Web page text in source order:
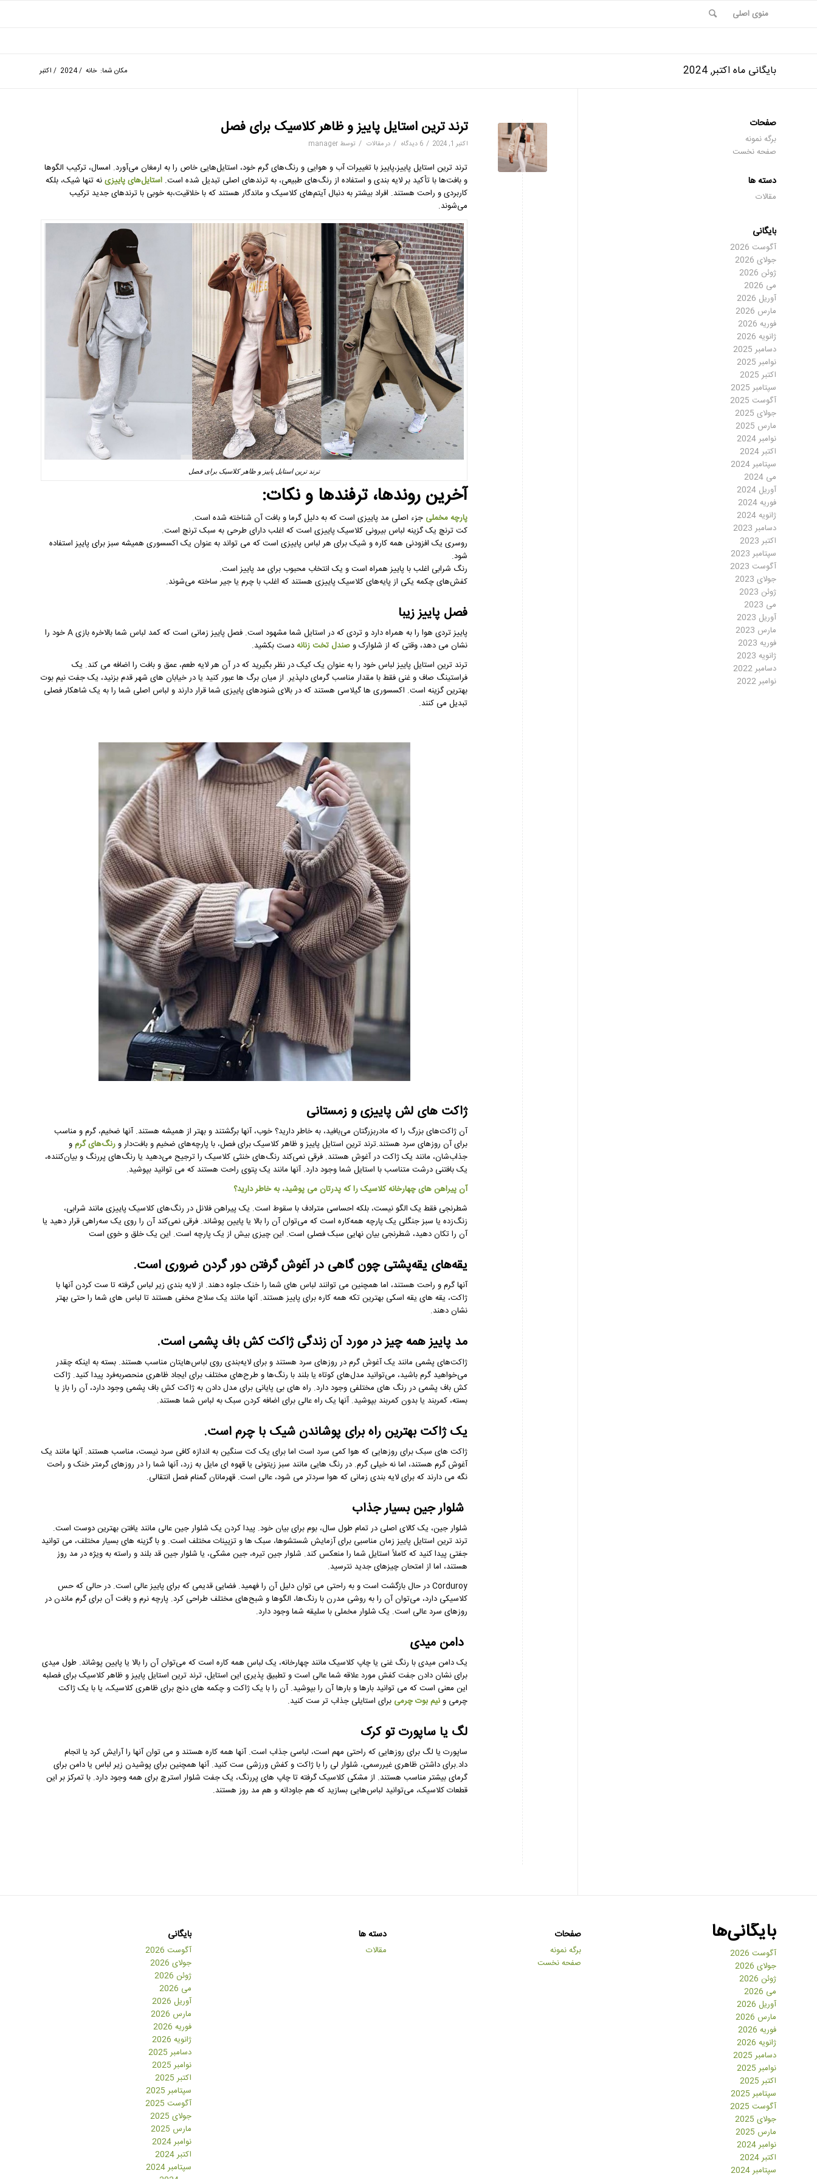
منوی اصلی
بایگانی ماه اکتبر, 2024 مکان شما: خانه /
2024
/ اکتبر
ترند ترین استایل پاییز و ظاهر کلاسیک برای فصل
اکتبر 1, 2024 / 6 دیدگاه / درمقالات / توسط manager
ترند ترین استایل پاییز،پاییز با تغییرات آب‌ و هوایی و رنگ‌های گرم خود، استایل‌هایی خاص را به ارمغان می‌آورد. امسال، ترکیب الگوها
و بافت‌ها با تأکید بر لایه‌ بندی و استفاده از رنگ‌های طبیعی، به ترندهای اصلی تبدیل شده است. استایل‌های پاییزینه‌ تنها شیک، بلکه
کاربردی و راحت هستند. افراد بیشتر به دنبال آیتم‌های کلاسیک و ماندگار هستند که با خلاقیت،به‌ خوبی با ترندهای جدید ترکیب
می‌شوند.
ترند ترین استایل پاییز و ظاهر کلاسیک برای فصل
آخرین روندها، ترفندها و نکات:
پارچه مخملی جزء اصلی مد پاییزی است که به دلیل گرما و بافت آن شناخته شده است.
کت ترنچ یک گزینه لباس بیرونی کلاسیک پاییزی است که اغلب دارای طرحی به سبک ترنچ است.
روسری یک افزودنی همه کاره و شیک برای هر لباس پاییزی است که می تواند به عنوان یک اکسسوری همیشه سبز برای پاییز استفاده
شود.
رنگ شرابی اغلب با پاییز همراه است و یک انتخاب محبوب برای مد پاییز است.
کفش‌های چکمه یکی از پایه‌های کلاسیک پاییزی هستند که اغلب با چرم یا جیر ساخته می‌شوند.
فصل پاییز زیبا
پاییز تردی هوا را به همراه دارد و تردی که در استایل شما مشهود است. فصل پاییز زمانی است که کمد لباس شما بالاخره بازی A خود را
نشان می دهد، وقتی که از شلوارک وصندل تخت زنانهدست بکشید.
ترند ترین استایل پاییز لباس خود را به عنوان یک کیک در نظر بگیرید که در آن هر لایه طعم، عمق و بافت را اضافه می کند. یک
فراستینگ صاف و غنی فقط با مقدار مناسب گرمای دلپذیر. از میان برگ ها عبور کنید یا در خیابان های شهر قدم بزنید، یک جفت نیم بوت
بهترین گزینه است. اکسسوری ها گیلاسی هستند که در بالای شنودهای پاییزی شما قرار دارند و لباس اصلی شما را به یک شاهکار فصلی
تبدیل می کنند.
ژاکت های لش پاییزی و زمستانی
آن ژاکت‌های بزرگ را که مادربزرگتان می‌بافید، به خاطر دارید؟ خوب، آنها برگشتند و بهتر از همیشه هستند. آنها ضخیم، گرم و مناسب
برای آن روزهای سرد هستند.ترند ترین استایل پاییز و ظاهر کلاسیک برای فصل، با پارچه‌های ضخیم و بافت‌دار ورنگ‌های گرمو
جذاب‌شان، مانند یک ژاکت در آغوش هستند. فرقی نمی‌کند رنگ‌های خنثی کلاسیک را ترجیح می‌دهید یا رنگ‌های پررنگ و بیان‌کننده،
یک بافتنی درشت متناسب با استایل شما وجود دارد. آنها مانند یک پتوی راحت هستند که می توانید بپوشید.
آن پیراهن های چهارخانه کلاسیک را که پدرتان می پوشید، به خاطر دارید؟
شطرنجی فقط یک الگو نیست، بلکه احساسی مترادف با سقوط است. یک پیراهن فلانل در رنگ‌های کلاسیک پاییزی مانند شرابی،
زنگ‌زده یا سبز جنگلی یک پارچه همه‌کاره است که می‌توان آن را بالا یا پایین پوشاند. فرقی نمی‌کند آن را روی یک سه‌راهی قرار دهید یا
آن را تکان دهید، شطرنجی بیان نهایی سبک فصلی است. این چیزی بیش از یک پارچه است. این یک خلق و خوی است
یقه‌های یقه‌پشتی چون گاهی در آغوش گرفتن دور گردن ضروری است.
آنها گرم و راحت هستند، اما همچنین می توانند لباس های شما را خنک جلوه دهند. از لایه بندی زیر لباس گرفته تا ست کردن آنها با
ژاکت، یقه های یقه اسکی بهترین تکه همه کاره برای پاییز هستند. آنها مانند یک سلاح مخفی هستند تا لباس های شما را حتی بهتر
نشان دهند.
مد پاییز همه چیز در مورد آن زندگی ژاکت کش باف پشمی است.
ژاکت‌های پشمی مانند یک آغوش گرم در روزهای سرد هستند و برای لایه‌بندی روی لباس‌هایتان مناسب هستند. بسته به اینکه چقدر
می‌خواهید گرم باشید، می‌توانید مدل‌های کوتاه یا بلند با رنگ‌ها و طرح‌های مختلف برای ایجاد ظاهری منحصربه‌فرد پیدا کنید. ژاکت
کش باف پشمی در رنگ های مختلفی وجود دارد. راه های بی پایانی برای مدل دادن به ژاکت کش باف پشمی وجود دارد، آن را باز یا
بسته، کمربند یا بدون کمربند بپوشید. آنها یک راه عالی برای اضافه کردن سبک به لباس شما هستند.
یک ژاکت بهترین راه برای پوشاندن شیک با چرم است.
ژاکت های سبک برای روزهایی که هوا کمی سرد است اما برای یک کت سنگین به اندازه کافی سرد نیست، مناسب هستند. آنها مانند یک
آغوش گرم هستند، اما نه خیلی گرم. در رنگ هایی مانند سبز زیتونی یا قهوه ای مایل به زرد، آنها شما را در روزهای گرمتر خنک و راحت
نگه می دارند که برای لایه بندی زمانی که هوا سردتر می شود، عالی است. قهرمانان گمنام فصل انتقالی.
شلوار جین بسیار جذاب
شلوار جین، یک کالای اصلی در تمام طول سال، بوم برای بیان خود. پیدا کردن یک شلوار جین عالی مانند یافتن بهترین دوست است.
ترند ترین استایل پاییز زمان مناسبی برای آزمایش شستشوها، سبک ها و تزیینات مختلف است. و با گزینه های بسیار مختلف، می توانید
جفتی پیدا کنید که کاملاً استایل شما را منعکس کند. شلوار جین تیره، جین مشکی، یا شلوار جین قد بلند و راسته به ویژه در مد روز
هستند، اما از امتحان چیزهای جدید نترسید.
Corduroy در حال بازگشت است و به راحتی می توان دلیل آن را فهمید. فضایی قدیمی که برای پاییز عالی است. در حالی که حس
کلاسیکی دارد، می‌توان آن را به روشی مدرن با رنگ‌ها، الگوها و شبح‌های مختلف طراحی کرد. پارچه نرم و بافت آن برای گرم ماندن در
روزهای سرد عالی است. یک شلوار مخملی با سلیقه شما وجود دارد.
دامن میدی
یک دامن میدی با رنگ غنی یا چاپ کلاسیک مانند چهارخانه، یک لباس همه کاره است که می‌توان آن را بالا یا پایین پوشاند. طول میدی
برای نشان دادن جفت کفش مورد علاقه شما عالی است و تطبیق پذیری این استایل، ترند ترین استایل پاییز و ظاهر کلاسیک برای فصلبه
این معنی است که می توانید بارها و بارها آن را بپوشید. آن را با یک ژاکت و چکمه های دنج برای ظاهری کلاسیک، یا با یک ژاکت
چرمی ونیم بوت چرمی برای استایلی جذاب تر ست کنید.
لگ یا ساپورت تو کرک
ساپورت یا لگ برای روزهایی که راحتی مهم است، لباسی جذاب است. آنها همه کاره هستند و می توان آنها را آرایش کرد یا انجام
داد.برای داشتن ظاهری غیررسمی، شلوار لی را با ژاکت و کفش ورزشی ست کنید. آنها همچنین برای پوشیدن زیر لباس یا دامن برای
گرمای بیشتر مناسب هستند. از مشکی کلاسیک گرفته تا چاپ های پررنگ، یک جفت شلوار استرچ برای همه وجود دارد. با تمرکز بر این
قطعات کلاسیک، می‌توانید لباس‌هایی بسازید که هم جاودانه و هم مد روز هستند.
صفحات
برگه نمونه
صفحه نخست
دسته ها
مقالات
بایگانی
آگوست 2026
جولای 2026
ژوئن 2026
می 2026
آوریل 2026
مارس 2026
فوریه 2026
ژانویه 2026
دسامبر 2025
نوامبر 2025
اکتبر 2025
سپتامبر 2025
آگوست 2025
جولای 2025
مارس 2025
نوامبر 2024
اکتبر 2024
سپتامبر 2024
می 2024
آوریل 2024
فوریه 2024
ژانویه 2024
دسامبر 2023
اکتبر 2023
سپتامبر 2023
آگوست 2023
جولای 2023
ژوئن 2023
می 2023
آوریل 2023
مارس 2023
فوریه 2023
ژانویه 2023
دسامبر 2022
نوامبر 2022
بایگانی‌ها
آگوست 2026
جولای 2026
ژوئن 2026
می 2026
آوریل 2026
مارس 2026
فوریه 2026
ژانویه 2026
دسامبر 2025
نوامبر 2025
اکتبر 2025
سپتامبر 2025
آگوست 2025
جولای 2025
مارس 2025
نوامبر 2024
اکتبر 2024
سپتامبر 2024
صفحات
برگه نمونه
صفحه نخست
دسته ها
مقالات
بایگانی
آگوست 2026
جولای 2026
ژوئن 2026
می 2026
آوریل 2026
مارس 2026
فوریه 2026
ژانویه 2026
دسامبر 2025
نوامبر 2025
اکتبر 2025
سپتامبر 2025
آگوست 2025
جولای 2025
مارس 2025
نوامبر 2024
اکتبر 2024
سپتامبر 2024